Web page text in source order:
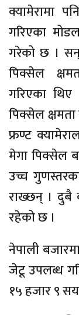
क्यामेरामा
गरिएका
गरेको छ ।
पिक्सेल
गरिएका
पिक्सेल
फ्रण्ट
मेगा पिक्सेल
उच्च
राख्छन् । दुबै
रहेको छ ।
नेपाली
जेटू उपलब्ध
१५ हजार ९